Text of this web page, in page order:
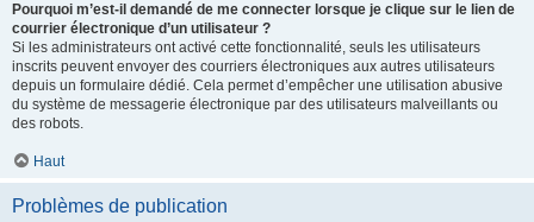
Pourquoi m’est-il demandé de me connecter lorsque je clique sur le lien de
courrier électronique d’un utilisateur ?
Si les administrateurs ont activé cette fonctionnalité, seuls les utilisateurs
inscrits peuvent envoyer des courriers électroniques aux autres utilisateurs
depuis un formulaire dédié. Cela permet d’empêcher une utilisation abusive
du système de messagerie électronique par des utilisateurs malveillants ou
des robots.
Haut
Problèmes de publication